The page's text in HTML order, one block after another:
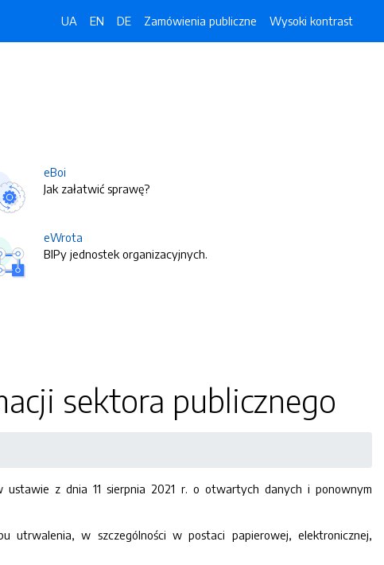
UA EN DE Zamówienia publiczne Wysoki kontrast
eBoi
Jak załatwić sprawę?
eWrota
BIPy jednostek organizacyjnych.
sektora publicznego
ustawie z dnia 11 sierpnia 2021 r. o otwartych danych i ponownym
utrwalenia, w szczególności w postaci papierowej, elektronicznej,